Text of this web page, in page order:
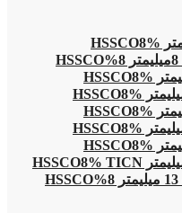
مته کبالت 13 میلیمتر 8%HSSCO